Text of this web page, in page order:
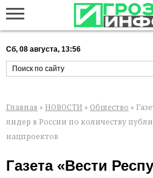
Сб, 08 августа, 13:56
Главная » НОВОСТИ » Общество »
лидер в России по количеству
нацпроектов
Газета «Вести